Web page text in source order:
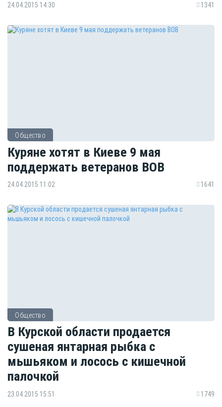
24.04.2015 14:30 1341
Общество
Куряне хотят в Киеве 9 мая
поддержать ветеранов ВОВ
24.04.2015 11:02 1641
Общество
В Курской области продается
сушеная янтарная рыбка с
мьшьяком и лосось с кишечной
палочкой
23.04.2015 15:51 1749